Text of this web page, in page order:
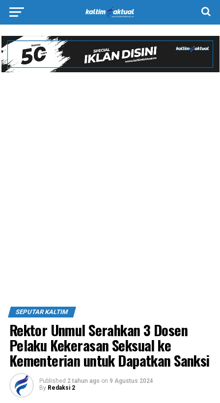
SEPUTAR KALTIM
Rektor Unmul Serahkan 3 Dosen
Pelaku Kekerasan Seksual ke
Kementerian untuk Dapatkan Sanksi
Published 2 tahun ago on 9 Agustus 2024
By Redaksi 2